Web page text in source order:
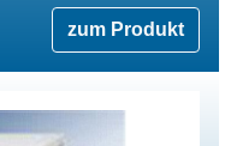
zum Produkt